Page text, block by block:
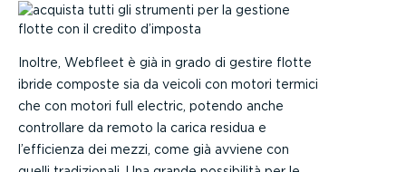
Inoltre, Webfleet è già in grado di gestire flotte
ibride composte sia da veicoli con motori termici
che con motori full electric, potendo anche
controllare da remoto la carica residua e
l’efficienza dei mezzi, come già avviene con